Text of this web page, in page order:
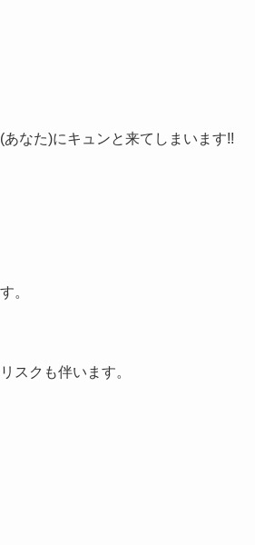
なた)にキュンと来てしまいます!!
。
スクも伴います。